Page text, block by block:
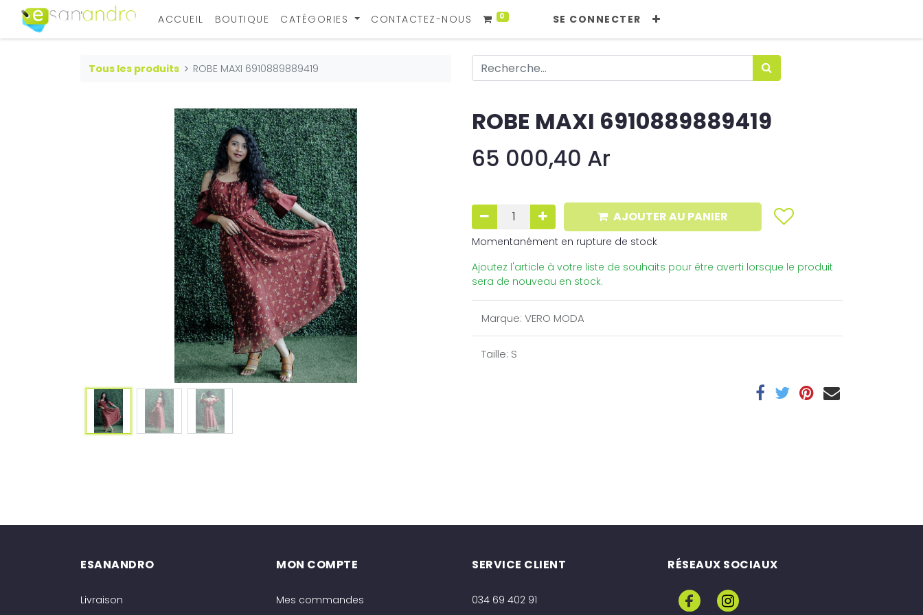
ACCUEIL BOUTIQUE CATÉGORIES CONTACTEZ-NOUS 0 SE CONNECTER
Tous les produits ROBE MAXI 6910889889419
ROBE MAXI 6910889889419
65 000,40 Ar
AJOUTER AU PANIER
Momentanément en rupture de stock
Ajoutez l'article à votre liste de souhaits pour être averti lorsque le produit
sera de nouveau en stock.
Marque: VERO MODA
Taille: S
ESANANDRO
Livraison
MON COMPTE
Mes commandes
SERVICE CLIENT
034 69 402 91
RÉSEAUX SOCIAUX